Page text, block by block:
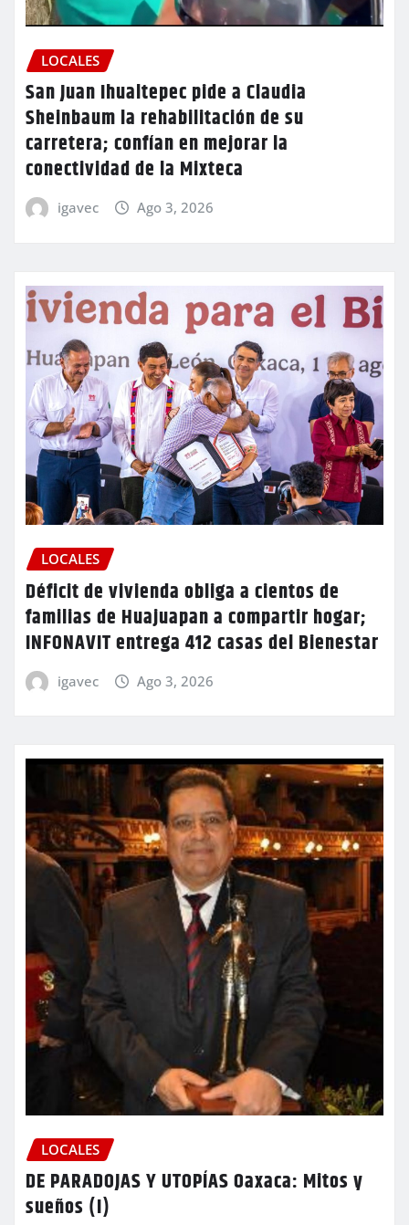
LOCALES
San Juan Ihualtepec pide a Claudia
Sheinbaum la rehabilitación de su
carretera; confían en mejorar la
conectividad de la Mixteca
igavec Ago 3, 2026
LOCALES
Déficit de vivienda obliga a cientos de
familias de Huajuapan a compartir hogar;
INFONAVIT entrega 412 casas del Bienestar
igavec Ago 3, 2026
LOCALES
DE PARADOJAS Y UTOPÍAS Oaxaca: Mitos y
sueños (I)